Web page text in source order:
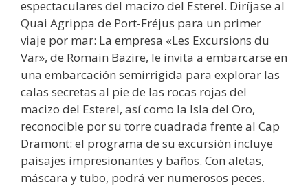
espectaculares del macizo del Esterel. Diríjase al
Quai Agrippa de Port-Fréjus para un primer
viaje por mar: La empresa «Les Excursions du
Var», de Romain Bazire, le invita a embarcarse en
una embarcación semirrígida para explorar las
calas secretas al pie de las rocas rojas del
macizo del Esterel, así como la Isla del Oro,
reconocible por su torre cuadrada frente al Cap
Dramont: el programa de su excursión incluye
paisajes impresionantes y baños. Con aletas,
máscara y tubo, podrá ver numerosos peces.